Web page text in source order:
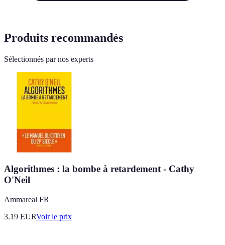
Produits recommandés
Sélectionnés par nos experts
Algorithmes : la bombe à retardement - Cathy
O'Neil
Ammareal FR
3.19 EURVoir le prix